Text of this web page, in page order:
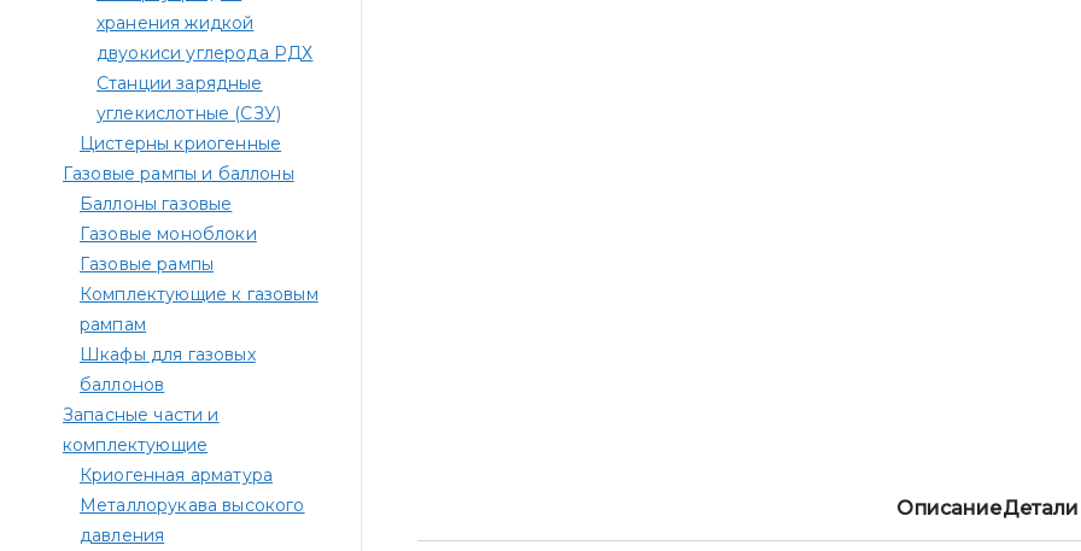
ОписаниеДетали
хранения жидкой
двуокиси углерода РДХ
Станции зарядные
углекислотные (СЗУ)
Цистерны криогенные
Газовые рампы и баллоны
Баллоны газовые
Газовые моноблоки
Газовые рампы
Комплектующие к газовым
рампам​
Шкафы для газовых
баллонов
Запасные части и
комплектующие
Криогенная арматура
Металлорукава высокого
давления